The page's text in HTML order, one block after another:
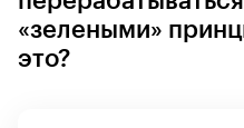
«зелеными»
это?